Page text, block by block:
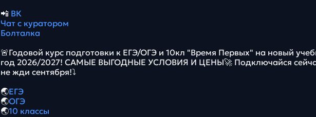
📲 ВК
Чат с куратором
Болталка
🚨Годовой курс подготовки к ЕГЭ/ОГЭ и 10кл "Время Первых" на новый
год 2026/2027! САМЫЕ ВЫГОДНЫЕ УСЛОВИЯ И ЦЕНЫ🚀 Подключайся
не жди сентября!⤵️
🌏ЕГЭ
🌏ОГЭ
🌏10 классы